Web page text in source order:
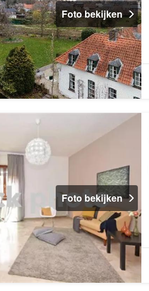
Foto bekijken
Foto bekijken